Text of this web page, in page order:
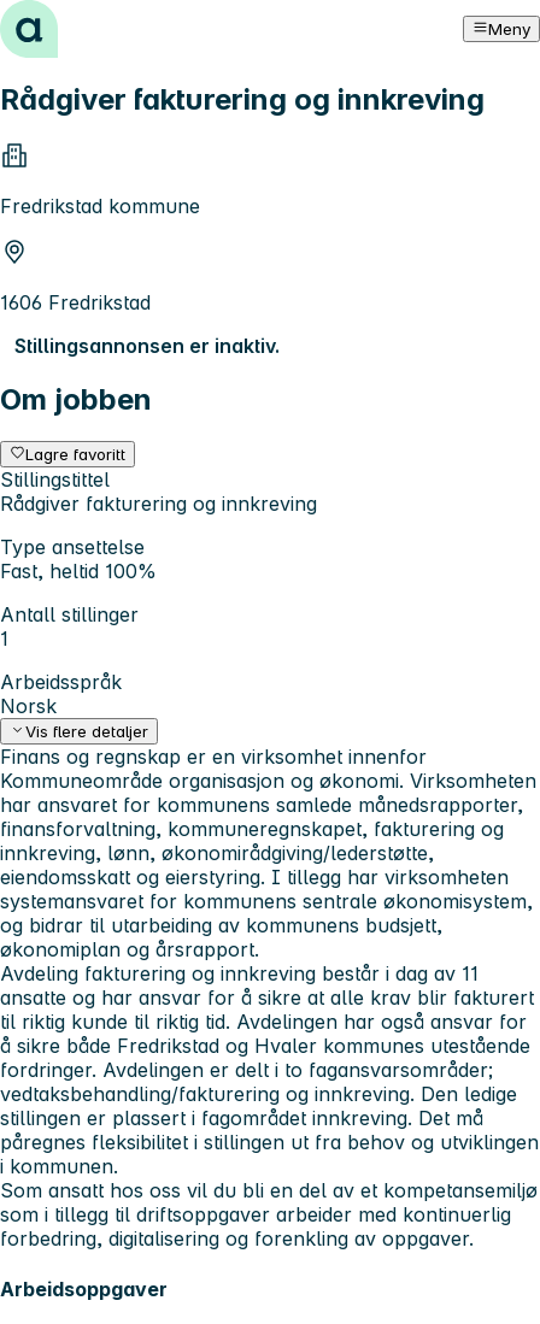
Hopp til innhold Meny
Rådgiver fakturering og innkreving
Fredrikstad kommune
1606 Fredrikstad
Stillingsannonsen er inaktiv.
Om jobben
Lagre favoritt
Stillingstittel
Rådgiver fakturering og innkreving
Type ansettelse
Fast, heltid 100%
Antall stillinger
1
Arbeidsspråk
Norsk
Vis flere detaljer
Finans og regnskap er en virksomhet innenfor
Kommuneområde organisasjon og økonomi. Virksomheten
har ansvaret for kommunens samlede månedsrapporter,
finansforvaltning, kommuneregnskapet, fakturering og
innkreving, lønn, økonomirådgiving/lederstøtte,
eiendomsskatt og eierstyring. I tillegg har virksomheten
systemansvaret for kommunens sentrale økonomisystem,
og bidrar til utarbeiding av kommunens budsjett,
økonomiplan og årsrapport.
Avdeling fakturering og innkreving består i dag av 11
ansatte og har ansvar for å sikre at alle krav blir fakturert
til riktig kunde til riktig tid. Avdelingen har også ansvar for
å sikre både Fredrikstad og Hvaler kommunes utestående
fordringer. Avdelingen er delt i to fagansvarsområder;
vedtaksbehandling/fakturering og innkreving. Den ledige
stillingen er plassert i fagområdet innkreving. Det må
påregnes fleksibilitet i stillingen ut fra behov og utviklingen
i kommunen.
Som ansatt hos oss vil du bli en del av et kompetansemiljø
som i tillegg til driftsoppgaver arbeider med kontinuerlig
forbedring, digitalisering og forenkling av oppgaver.
Arbeidsoppgaver